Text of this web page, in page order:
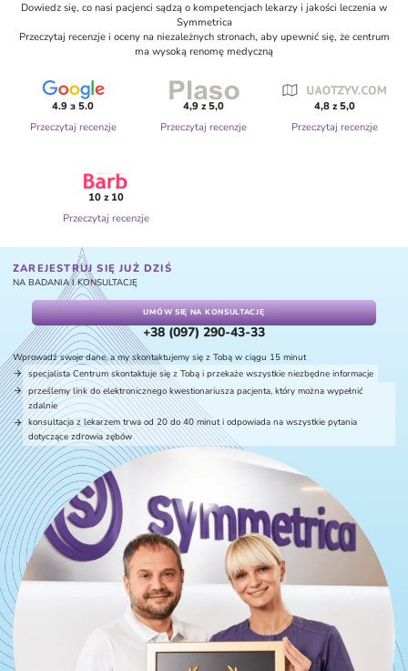
Dowiedz się, co nasi pacjenci sądzą o kompetencjach lekarzy i jakości leczenia w
Symmetrica
Przeczytaj recenzje i oceny na niezależnych stronach, aby upewnić się, że centrum
ma wysoką renomę medyczną
4.9 з 5.0
Przeczytaj recenzje
4,9 z 5,0
Przeczytaj recenzje
4,8 z 5,0
Przeczytaj recenzje
10 z 10
Przeczytaj recenzje
ZAREJESTRUJ SIĘ JUŻ DZIŚ
NA BADANIA I KONSULTACJĘ
UMÓW SIĘ NA KONSULTACJĘ
+38 (097) 290-43-33
Wprowadź swoje dane, a my skontaktujemy się z Tobą w ciągu 15 minut
specjalista Centrum skontaktuje się z Tobą i przekaże wszystkie niezbędne informacje
prześlemy link do elektronicznego kwestionariusza pacjenta, który można wypełnić
zdalnie
konsultacja z lekarzem trwa od 20 do 40 minut i odpowiada na wszystkie pytania
dotyczące zdrowia zębów